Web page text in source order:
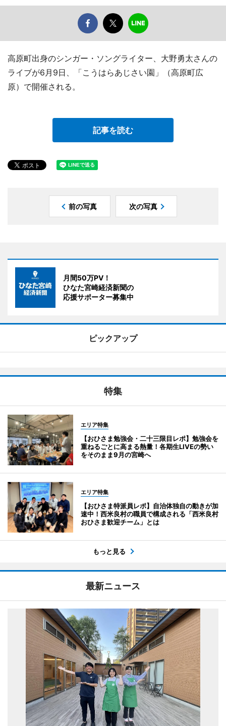
高原町出身のシンガー・ソングライター、大野勇太さんの
ライブが6月9日、「こうはらあじさい園」（高原町広
原）で開催される。
記事を読む
前の写真 次の写真
月間50万PV！
ひなた宮崎経済新聞の
応援サポーター募集中
ピックアップ
特集
エリア特集
【おひさま勉強会・二十三限目レポ】勉強会を
重ねるごとに高まる熱量！各期生LIVEの勢い
をそのまま9月の宮崎へ
エリア特集
【おひさま特派員レポ】自治体独自の動きが加
速中！西米良村の職員で構成される「西米良村
おひさま歓迎チーム」とは
もっと見る
最新ニュース